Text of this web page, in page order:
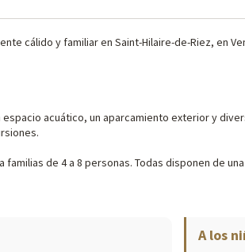
cálido y familiar en Saint-Hilaire-de-Riez, en
acuático, un aparcamiento exterior y
de 4 a 8 personas. Todas disponen de
in situ (fechas de apertura, edades de los
A los